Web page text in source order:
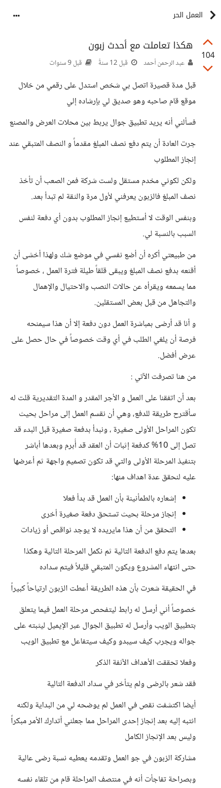
العمل الحر
104
هكذا تعاملت مع أحدث زبون
عبد الرحمن أحمد قبل 12 سنةً قبل 9 سنوات
قبل مدة قصيرة اتصل بي شخص استدل على رقمي من خلال
موقع قام صاحبه وهو صديق لي بإرشاده إلي
فسألني أنه يريد تطبيق جوال يربط بين محلات العرض والمصنع
جرت العادة أن يتم دفع نصف المبلغ مقدماً و النصف المتبقي عند
إنجاز المطلوب
ولكن لكوني مخدم مستقل ولست شركة فمن الصعب أن تأخذ
نصف المبلغ فالزبون يعرفني لأول مرة والثقة لم تبدأ بعد.
وبنفس الوقت لا أستطيع إنجاز المطلوب بدون أي دفعة لنفس
السبب بالنسبة لي.
من طبيعتي أكره أن أضع نفسي في موضع شك ولهذا أخشى أن
أقنعه بدفع نصف المبلغ ويبقى قلقاً طيلة فترة العمل ، خصوصاً
مما يسمعه ويقرأه عن حالات النصب والاحتيال والإهمال
والتجاهل من قبل بعض المستقلين.
و أنا قد أرضى بمباشرة العمل دون دفعة إلا أن هذا سيمنحه
فرصة أن يلغي الطلب في أي وقت خصوصاً في حال حصل على
عرض أفضل.
من هنا تصرفت الآتي :
بعد أن اتفقنا على العمل و الأجر المقدر و المدة التقديرية قلت له
سأقترح طريقة للدفع، وهي أن نقسم العمل إلى مراحل بحيث
تكون المراحل الأولى صغيرة ، ونبدأ بدفعة صغيرة قبل البدء قد
تصل إلى 10% كدفعة إثبات أن العقد قد أُبرم وبعدها أباشر
بتنفيذ المرحلة الأولى والتي قد تكون تصميم واجهة ثم أعرضها
عليه لنحقق عدة اهداف منها:
إشعاره بالطمأنينة بأن العمل قد بدأ فعلا
إنجاز مرحلة بحيث تستحق دفعة صغيرة أخرى
التحقق من أن هذا مايريده لا يوجد نواقص أو زيادات
بعدها يتم دفع الدفعة التالية ثم نكمل المرحلة التالية وهكذا
حتى انتهاء المشروع ويكون المتبقي قليلاً فيتم سداده
في الحقيقة شعرت بأن هذه الطريقة أعطت الزبون ارتياحاً كبيراً
خصوصاً أني أرسل له رابط ليتفحص مرحلة العمل فيما يتعلق
بتطبيق الويب وأرسل له تطبيق الجوال عبر الإيميل ليثبته على
جواله ويجرب كيف سيبدو وكيف سيتفاعل مع تطبيق الويب
وفعلا تحققت الأهداف الآنفة الذكر
فقد شعر بالرضى ولم يتأخر في سداد الدفعة التالية
أيضا اكتشفت نقص في العمل لم يوضحه لي من البداية ولكنه
انتبه إليه بعد إنجاز إحدى المراحل مما جعلني أتدارك الأمر مبكراً
وليس بعد الإنجاز الكامل
مشاركة الزبون في جو العمل وتقدمه يعطيه نسبة رضى عالية
وبصراحة تفاجأت أنه في منتصف المراحلة قام من تلقاء نفسه